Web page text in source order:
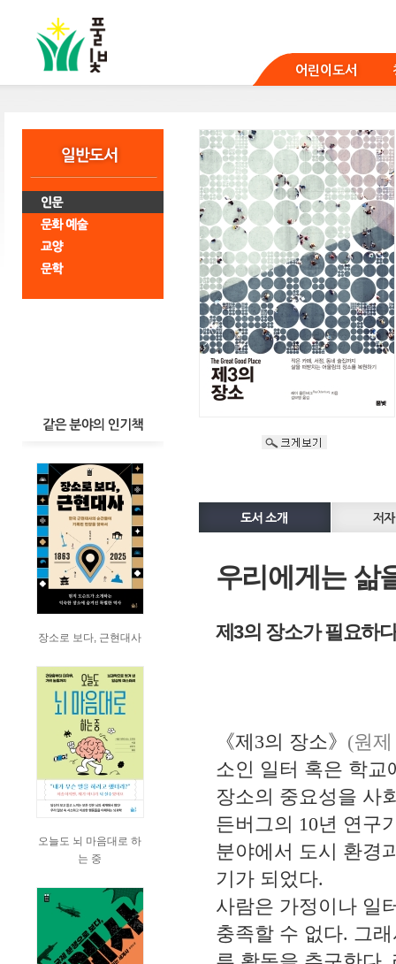
어린이도서
장소로 보다, 근현대사
오늘도 뇌 마음대로 하
는 중
우리에게는 삶
제3의 장소가 필요하
《제3의 장소》 (원
소인 일터 혹은 학교
장소의 중요성을 사
든버그의 10년 연구
분야에서 도시 환경
기가 되었다.
사람은 가정이나 일
충족할 수 없다. 그